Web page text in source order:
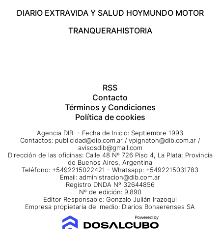
DIARIO EXTRAVIDA Y SALUD HOYMUNDO MOTOR
TRANQUERAHISTORIA
RSS
Contacto
Términos y Condiciones
Política de cookies
Agencia DIB - Fecha de Inicio: Septiembre 1993
Contactos: publicidad@dib.com.ar / vpignaton@dib.com.ar /
avisosdib@gmail.com
Dirección de las oficinas: Calle 48 Nº 726 Piso 4, La Plata; Provincia
de Buenos Aires, Argentina
Teléfono: +5492215022421 - Whatsapp: +5492215031783
Email: administracion@dib.com.ar
Registro DNDA Nº 32644856
Nº de edición: 9.890
Editor Responsable: Gonzalo Julián Irazoqui
Empresa propietaria del medio: Diarios Bonaerenses SA